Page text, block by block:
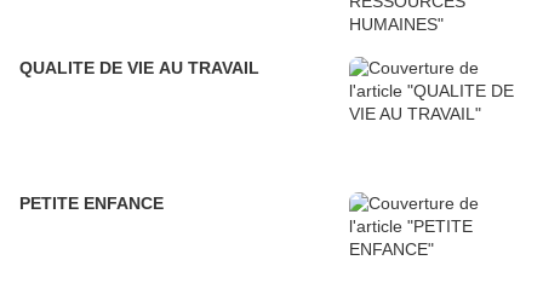
QUALITE DE VIE AU TRAVAIL
PETITE ENFANCE